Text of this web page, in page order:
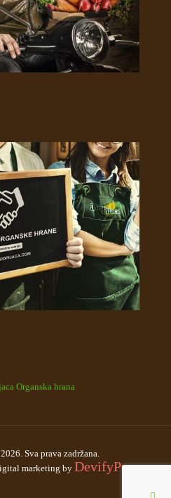
Sva prava zadržana.
marketing by DevifyPro